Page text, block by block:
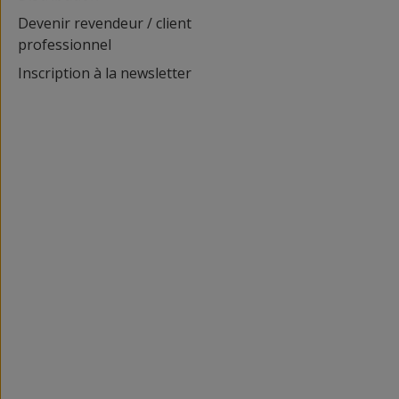
Devenir revendeur / client
professionnel
Inscription à la newsletter